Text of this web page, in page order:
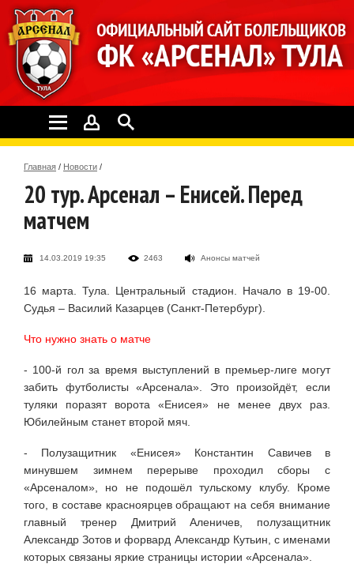
Главная / Новости /
20 тур. Арсенал – Енисей. Перед
матчем
14.03.2019 19:35 2463 Анонсы матчей
16 марта. Тула. Центральный стадион. Начало в 19-00.
Судья – Василий Казарцев (Санкт-Петербург).
Что нужно знать о матче
- 100-й гол за время выступлений в премьер-лиге могут
забить футболисты «Арсенала». Это произойдёт, если
туляки поразят ворота «Енисея» не менее двух раз.
Юбилейным станет второй мяч.
- Полузащитник «Енисея» Константин Савичев в
минувшем зимнем перерыве проходил сборы с
«Арсеналом», но не подошёл тульскому клубу. Кроме
того, в составе красноярцев обращают на себя внимание
главный тренер Дмитрий Аленичев, полузащитник
Александр Зотов и форвард Александр Кутьин, с именами
которых связаны яркие страницы истории «Арсенала».